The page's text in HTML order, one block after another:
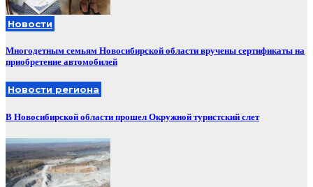
Новости
Многодетным семьям Новосибирской области вручены сертификаты на
приобретение автомобилей
Новости региона
В Новосибирской области прошел Окружной туристский слет